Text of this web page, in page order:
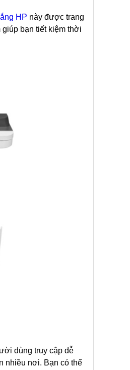
HP này được trang
bạn tiết kiệm thời
dùng truy cập dễ
nhiều nơi. Bạn có thể